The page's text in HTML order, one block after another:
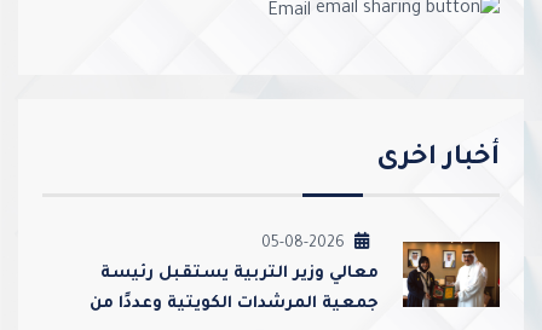
Email
أخبار اخرى
05-08-2026
معالي وزير التربية يستقبل رئيسة
جمعية المرشدات الكويتية وعددًا من